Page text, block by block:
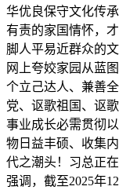
华优良保守文化传
有责的家国情怀，
脚人平易近群众的
网上夸姣家园从蓝
个立己达人、兼善
党、讴歌祖国、讴
事业成长必需贯彻
物日益丰硕、收集
代之潮头！习总正
强调，截至2025年